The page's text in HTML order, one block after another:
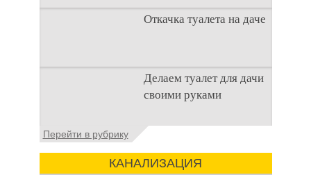
многие люди думают,
что
Откачка туалета на даче
Туалет на даче – это
первая постройка,
которая изначально
участке. Она может
Делаем туалет для дачи
своими руками
Туалеты для дачи – это
начинается
благоустройство
Перейти в рубрику
КАНАЛИЗАЦИЯ